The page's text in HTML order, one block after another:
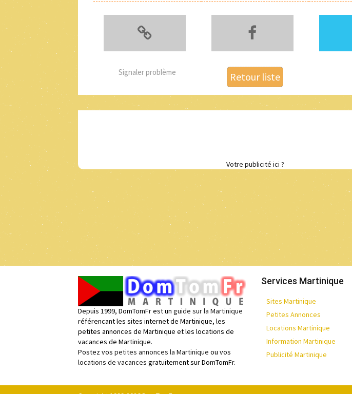
Signaler problème Retour liste
Votre publicité ici ?
Depuis 1999, DomTomFr est un guide sur la Martinique
référencant les sites internet de Martinique, les
petites annonces de Martinique et les locations de
vacances de Martinique.
Postez vos petites annonces la Martinique ou vos
locations de vacances gratuitement sur DomTomFr.
Services Martinique
Sites Martinique
Petites Annonces
Locations Martinique
Information Martinique
Publicité Martinique